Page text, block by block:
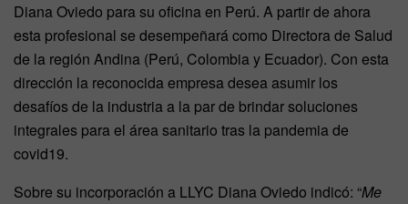
Diana Oviedo para su oficina en Perú. A partir de ahora
esta profesional se desempeñará como Directora de Salud
de la región Andina (Perú, Colombia y Ecuador). Con esta
dirección la reconocida empresa desea asumir los
desafíos de la industria a la par de brindar soluciones
integrales para el área sanitario tras la pandemia de
covid19.
Sobre su incorporación a LLYC Diana Oviedo indicó: “Me